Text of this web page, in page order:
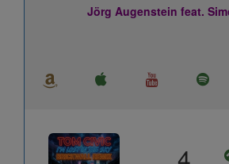
Jörg Augenstein feat.